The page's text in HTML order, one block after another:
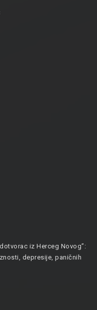
iz Herceg Novog”:
depresije, paničnih